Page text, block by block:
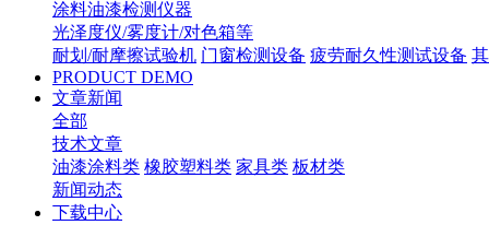
涂料油漆检测仪器
光泽度仪/雾度计/对色箱等
耐划/耐摩擦试验机 门窗检测设备 疲劳耐久性测试设备
PRODUCT DEMO
文章新闻
全部
技术文章
油漆涂料类 橡胶塑料类 家具类 板材类
新闻动态
下载中心